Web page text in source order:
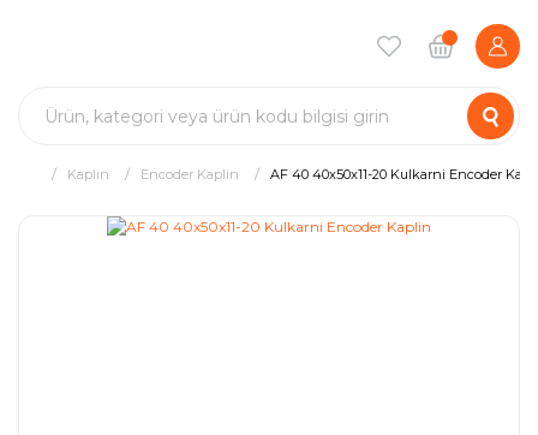
Kaplin Encoder Kaplin AF 40 40x50x11-20 Kulkarni Encoder